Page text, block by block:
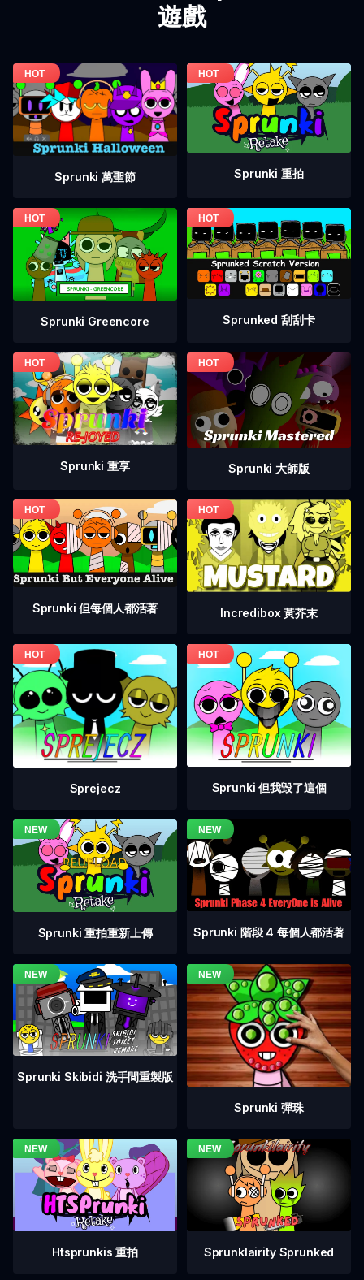
遊戲
Sprunki 萬聖節 Sprunki 重拍
Sprunki Greencore Sprunked 刮刮卡
Sprunki 重享 Sprunki 大師版
Sprunki 但每個人都活著 Incredibox 黃芥末
Sprejecz Sprunki 但我毀了這個
Sprunki 重拍重新上傳 Sprunki 階段 4 每個人都活著
Sprunki Skibidi 洗手間重製版
Sprunki 彈珠
Htsprunkis 重拍 Sprunklairity Sprunked